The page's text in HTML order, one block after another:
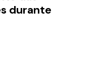
durante